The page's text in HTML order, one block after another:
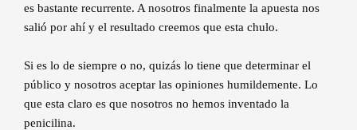
es bastante recurrente. A nosotros finalmente la apuesta nos
salió por ahí y el resultado creemos que esta chulo.
Si es lo de siempre o no, quizás lo tiene que determinar el
público y nosotros aceptar las opiniones humildemente. Lo
que esta claro es que nosotros no hemos inventado la
penicilina.